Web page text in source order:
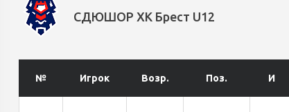
СДЮШОР ХК Брест U12
№ Игрок Возр. Поз. И